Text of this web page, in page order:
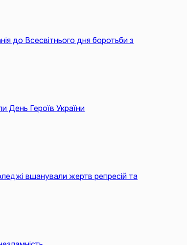
до Всесвітнього дня боротьби з
День Героїв України
вшанували жертв репресій та